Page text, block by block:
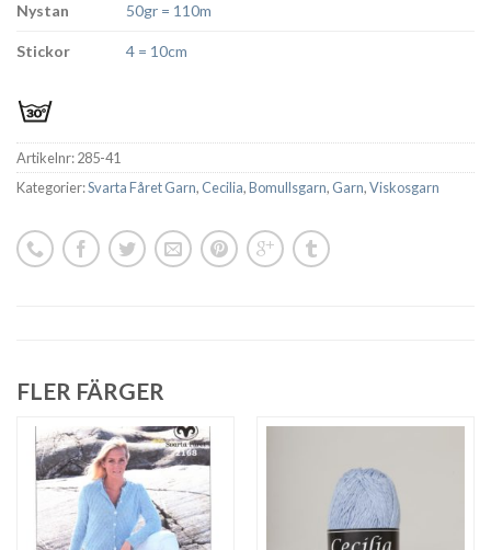
Nystan 50gr = 110m
Stickor 4 = 10cm
Artikelnr:285-41
Kategorier:Svarta Fåret Garn, Cecilia,Bomullsgarn, Garn,Viskosgarn
FLER FÄRGER